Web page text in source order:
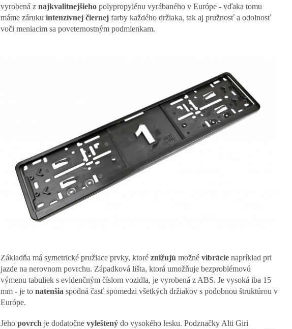
vyrobená z najkvalitnejšieho polypropylénu vyrábaného v Európe - vďaka tomu
máme záruku intenzívnej čiernej farby každého držiaka, tak aj pružnosť a odolnosť
voči meniacim sa poveternostným podmienkam.
Základňa má symetrické pružiace prvky, ktoré znižujú možné vibrácie napríklad pri
jazde na nerovnom povrchu. Západková lišta, ktorá umožňuje bezproblémovú
výmenu tabuliek s evidenčným číslom vozidla, je vyrobená z ABS. Je vysoká iba 15
mm - je to natenšia spodná časť spomedzi všetkých držiakov s podobnou štruktúrou v
Európe.
Jeho povrch je dodatočne vyleštený do vysokého lesku. Podznačky Alti Giri